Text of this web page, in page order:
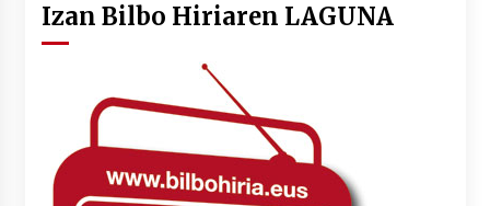
Izan Bilbo Hiriaren LAGUNA